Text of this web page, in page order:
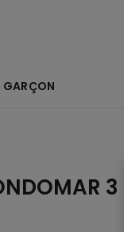
GARÇON
3